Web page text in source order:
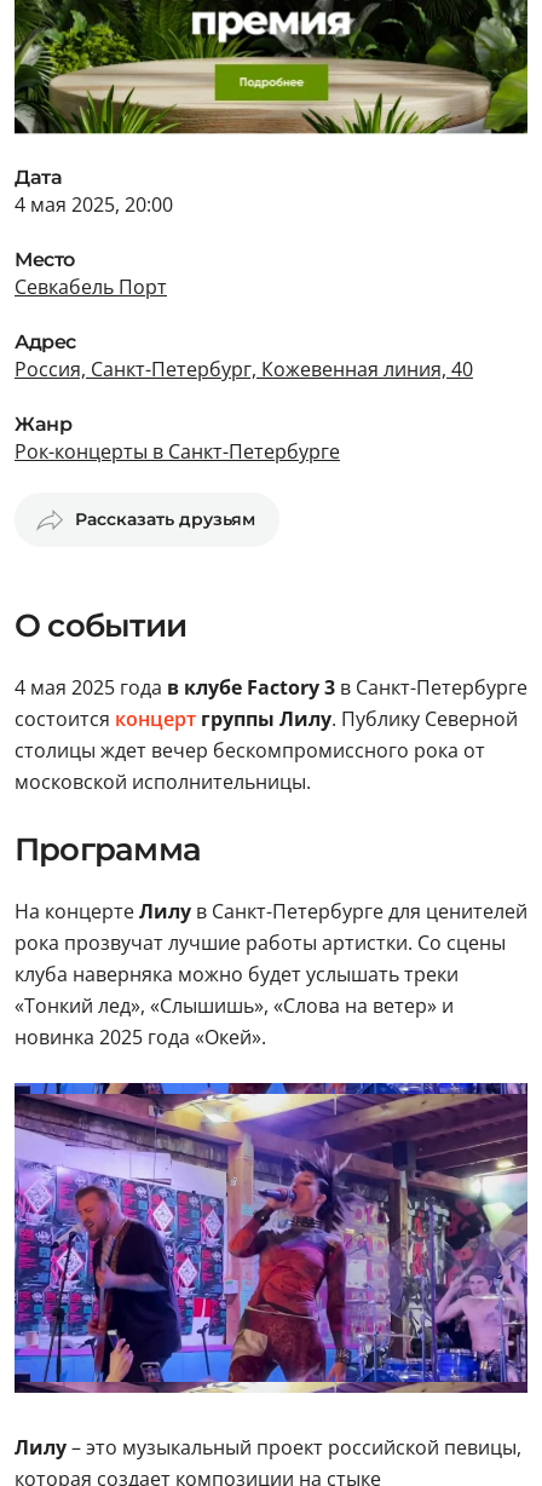
Дата
4 мая 2025, 20:00
Место
Севкабель Порт
Адрес
Россия, Санкт-Петербург, Кожевенная линия, 40
Жанр
Рок-концерты в Санкт-Петербурге
Рассказать друзьям
О событии
4 мая 2025 года в клубе Factory 3 в Санкт-Петербурге
состоится концерт группы Лилу. Публику Северной
столицы ждет вечер бескомпромиссного рока от
московской исполнительницы.
Программа
На концертеЛилу в Санкт-Петербурге для ценителей
рока прозвучат лучшие работы артистки. Со сцены
клуба наверняка можно будет услышать треки
«Тонкий лед», «Слышишь», «Слова на ветер» и
новинка 2025 года «Окей».
Лилу– это музыкальный проект российской певицы,
которая создает композиции на стыке